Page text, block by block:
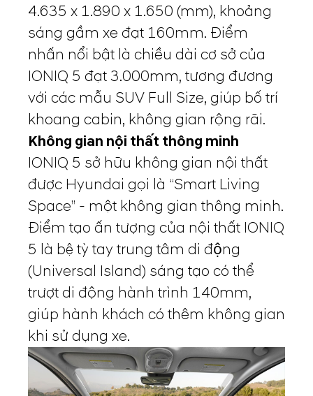
4.635 x 1.890 x 1.650 (mm), khoảng
sáng gầm xe đạt 160mm. Điểm
nhấn nổi bật là chiều dài cơ sở của
IONIQ 5 đạt 3.000mm, tương đương
với các mẫu SUV Full Size, giúp bố trí
khoang cabin, không gian rộng rãi.
Không gian nội thất thông minh
IONIQ 5 sở hữu không gian nội thất
được Hyundai gọi là “Smart Living
Space” - một không gian thông minh.
Điểm tạo ấn tượng của nội thất IONIQ
5 là bệ tỳ tay trung tâm di động
(Universal Island) sáng tạo có thể
trượt di động hành trình 140mm,
giúp hành khách có thêm không gian
khi sử dụng xe.